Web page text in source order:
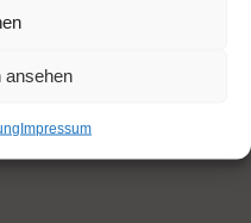
ansehen
Impressum